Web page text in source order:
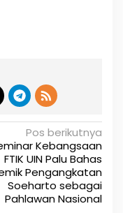
Pos berikutnya
Kebangsaan
FTIK UIN Palu Bahas
Pengangkatan
Soeharto sebagai
Pahlawan Nasional